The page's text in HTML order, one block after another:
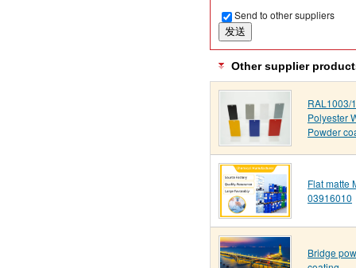
Send to other suppliers
Other supplier
RAL1003/
Polyester
Powder
Flat matte
03916010
Bridge